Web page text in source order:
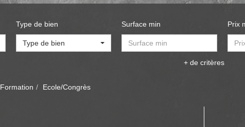
Type de bien
Type de bien
Surface min Prix
+ de critères
Formation Ecole/Congrès